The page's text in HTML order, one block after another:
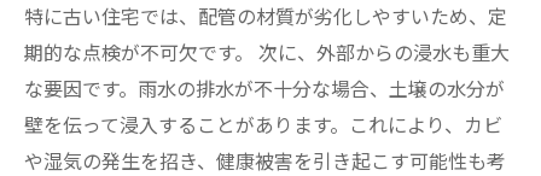
特に古い住宅では、配管の材質が劣化しやすいため、定
期的な点検が不可欠です。 次に、外部からの浸水も重大
な要因です。雨水の排水が不十分な場合、土壌の水分が
壁を伝って浸入することがあります。これにより、カビ
や湿気の発生を招き、健康被害を引き起こす可能性も考